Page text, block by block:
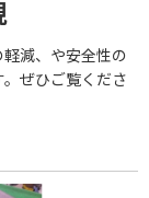
減、や安全性の
ぜひご覧くださ